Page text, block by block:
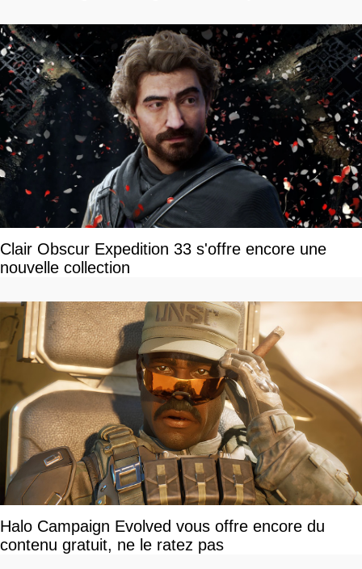
Clair Obscur Expedition 33 s'offre encore une
nouvelle collection
Halo Campaign Evolved vous offre encore du
contenu gratuit, ne le ratez pas